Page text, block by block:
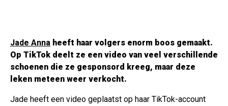
Jade Anna heeft haar volgers enorm boos gemaakt.
Op TikTok deelt ze een video van veel verschillende
schoenen die ze gesponsord kreeg, maar deze
leken meteen weer verkocht.
Jade heeft een video geplaatst op haar TikTok-account